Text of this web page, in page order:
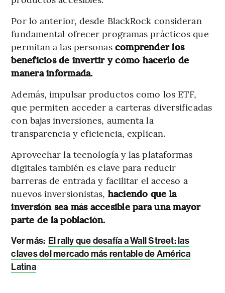
Por lo anterior, desde BlackRock consideran
fundamental ofrecer programas prácticos que
permitan a las personas comprender los
beneficios de invertir y cómo hacerlo de
manera informada.
Además, impulsar productos como los ETF,
que permiten acceder a carteras diversificadas
con bajas inversiones, aumenta la
transparencia y eficiencia, explican.
Aprovechar la tecnología y las plataformas
digitales también es clave para reducir
barreras de entrada y facilitar el acceso a
nuevos inversionistas, haciendo que la
inversión sea más accesible para una mayor
parte de la población.
Ver más: El rally que desafía a Wall Street: las
claves del mercado más rentable de América
Latina